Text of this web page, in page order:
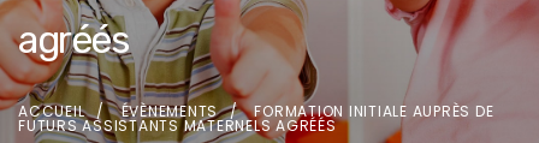
agréés
ACCUEIL ÉVÈNEMENTS FORMATION INITIALE AUPRÈS DE
FUTURS ASSISTANTS MATERNELS AGRÉÉS